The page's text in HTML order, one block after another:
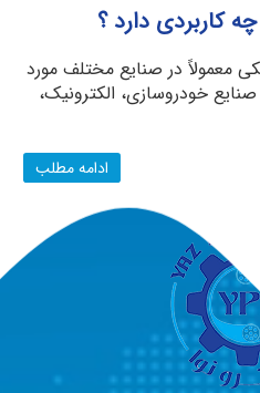
کاربردی دارد ؟
معمولاً در صنایع مختلف مورد
صنایع خودروسازی، الکترونیک،
ادامه مطلب